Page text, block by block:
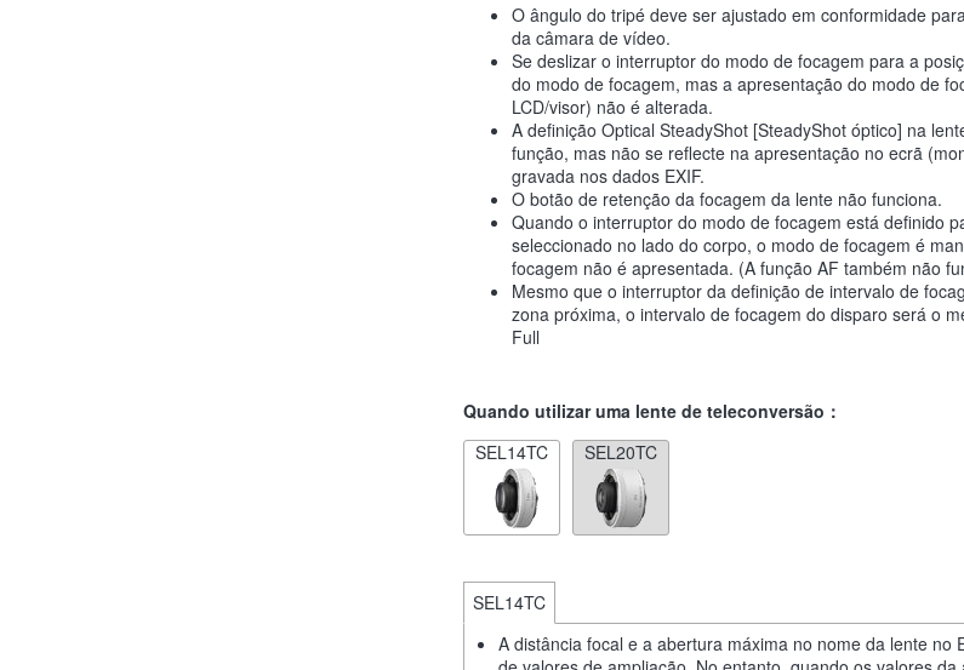
O ângulo do tripé deve ser ajustado em conformidade
da câmara de vídeo.
Se deslizar o interruptor do modo de focagem para a
do modo de focagem, mas a apresentação do modo de
LCD/visor) não é alterada.
A definição Optical SteadyShot [SteadyShot óptico] na
função, mas não se reflecte na apresentação no ecrã
gravada nos dados EXIF.
O botão de retenção da focagem da lente não funciona.
Quando o interruptor do modo de focagem está definido
seleccionado no lado do corpo, o modo de focagem é
focagem não é apresentada. (A função AF também não
Mesmo que o interruptor da definição de intervalo de
zona próxima, o intervalo de focagem do disparo será o
Full
Quando utilizar uma lente de teleconversão：
SEL14TC
SEL20TC
SEL14TC
A distância focal e a abertura máxima no nome da lente no